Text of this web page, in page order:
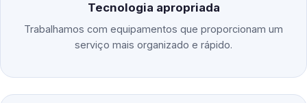
Tecnologia apropriada
Trabalhamos com equipamentos que proporcionam um
serviço mais organizado e rápido.